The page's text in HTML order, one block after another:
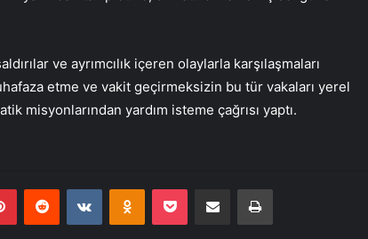
ve ayrımcılık içeren olaylarla karşılaşmaları
etme ve vakit geçirmeksizin bu tür vakaları yerel
misyonlarından yardım isteme çağrısı yaptı.
PinterestReddit VKontakteOdnoklassniki
Pocket E-Posta ile paylaş Yazdır